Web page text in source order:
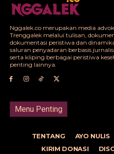
Nggalek.co merupakan media
Trenggalek melalui tulisan,
dokumentasi peristiwa dan
saluran penyadaran berbasis
serta kliping berbagai peristiwa
penting lainnya.
Menu Penting
TENTANG AYO NULIS
KIRIM DONASI